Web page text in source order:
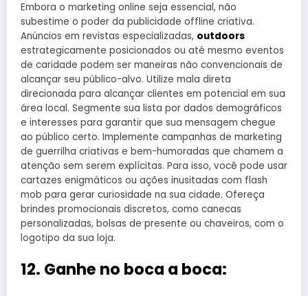
Embora o marketing online seja essencial, não
subestime o poder da publicidade offline criativa.
Anúncios em revistas especializadas, outdoors
estrategicamente posicionados ou até mesmo eventos
de caridade podem ser maneiras não convencionais de
alcançar seu público-alvo. Utilize mala direta
direcionada para alcançar clientes em potencial em sua
área local. Segmente sua lista por dados demográficos
e interesses para garantir que sua mensagem chegue
ao público certo. Implemente campanhas de marketing
de guerrilha criativas e bem-humoradas que chamem a
atenção sem serem explícitas. Para isso, você pode usar
cartazes enigmáticos ou ações inusitadas com flash
mob para gerar curiosidade na sua cidade. Ofereça
brindes promocionais discretos, como canecas
personalizadas, bolsas de presente ou chaveiros, com o
logotipo da sua loja.
12. Ganhe no boca a boca: